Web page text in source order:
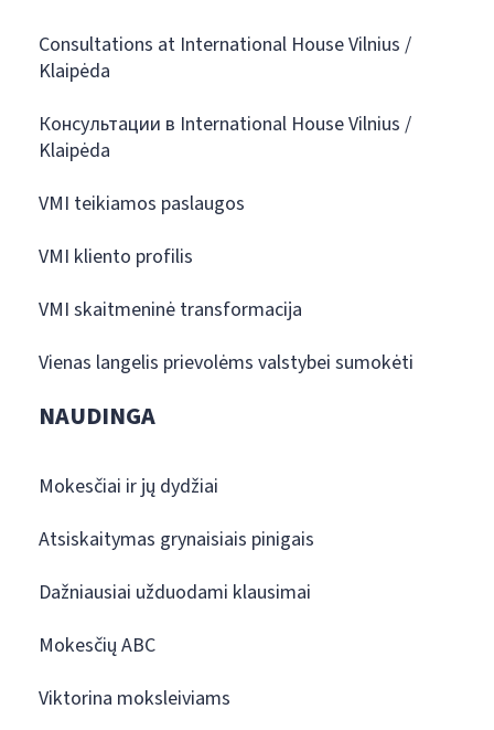
Consultations at International House Vilnius /
Klaipėda
Консультации в International House Vilnius /
Klaipėda
VMI teikiamos paslaugos
VMI kliento profilis
VMI skaitmeninė transformacija
Vienas langelis prievolėms valstybei sumokėti
NAUDINGA
Mokesčiai ir jų dydžiai
Atsiskaitymas grynaisiais pinigais
Dažniausiai užduodami klausimai
Mokesčių ABC
Viktorina moksleiviams